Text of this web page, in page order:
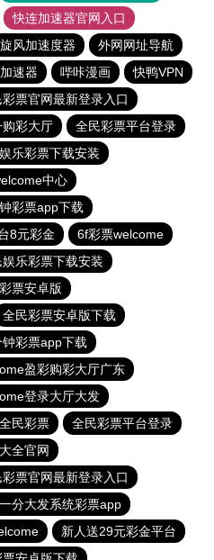
快连加速器官网入口
旋风加速度器
外网网址导航
速器 哔咔漫画
快鸭VPN
票官网最新登录入口
彩大厅
全民彩票平台登录
乐彩票下载安装
中心
彩票app下载
8元彩金
6f彩票welcome
乐彩票下载安装
票安卓版
全民彩票安卓版下载
钟彩票app下载
盈彩购彩大厅广东
登录大厅大发
民彩票
全民彩票平台登录
全官网
票官网最新登录入口
一分大发系统彩票app
新人送29元彩金平台